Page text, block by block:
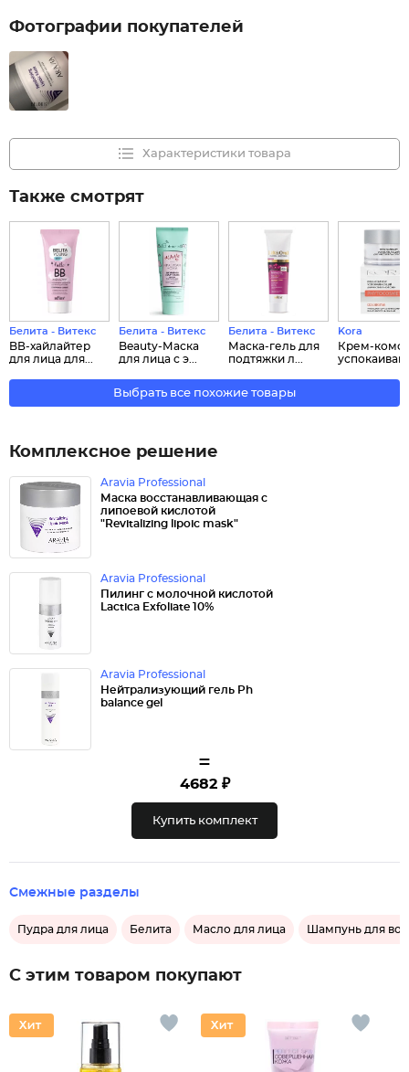
Фотографии покупателей
Характеристики товара
Также смотрят
Белита - Витекс
BВ-хайлайтер
для лица для...
Белита - Витекс
Beauty-Маска
для лица с э...
Белита - Витекс
Маска-гель для
подтяжки л...
Kora
Крем-
Выбрать все похожие товары
Комплексное решение
Aravia Professional
Маска восстанавливающая с
липоевой кислотой
"Revitalizing lipoic mask"
Aravia Professional
Пилинг с молочной кислотой
Lactica Exfoliate 10%
Aravia Professional
Нейтрализующий гель Ph
balance gel
=
4682 ₽
Купить комплект
Смежные разделы
Пудра для лица Белита Масло для лица Шампунь для
С этим товаром покупают